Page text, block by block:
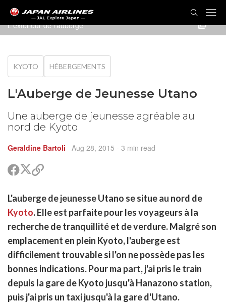
L'extérieur de l'auberge
KYOTO HÉBERGEMENTS
L'Auberge de Jeunesse Utano
Une auberge de jeunesse agréable au
nord de Kyoto
Geraldine Bartoli Aug 28, 2015 - 3 min read
PartagerPartager
sur
Copier
pour
partager
L'auberge de jeunesse Utano se situe au nord de
Kyoto. Elle est parfaite pour les voyageurs à la
recherche de tranquillité et de verdure. Malgré son
emplacement en plein Kyoto, l'auberge est
difficilement trouvable si l'on ne possède pas les
bonnes indications. Pour ma part, j'ai pris le train
depuis la gare de Kyoto jusqu'à Hanazono station,
puis j'ai pris un taxi jusqu'à la gare d'Utano.